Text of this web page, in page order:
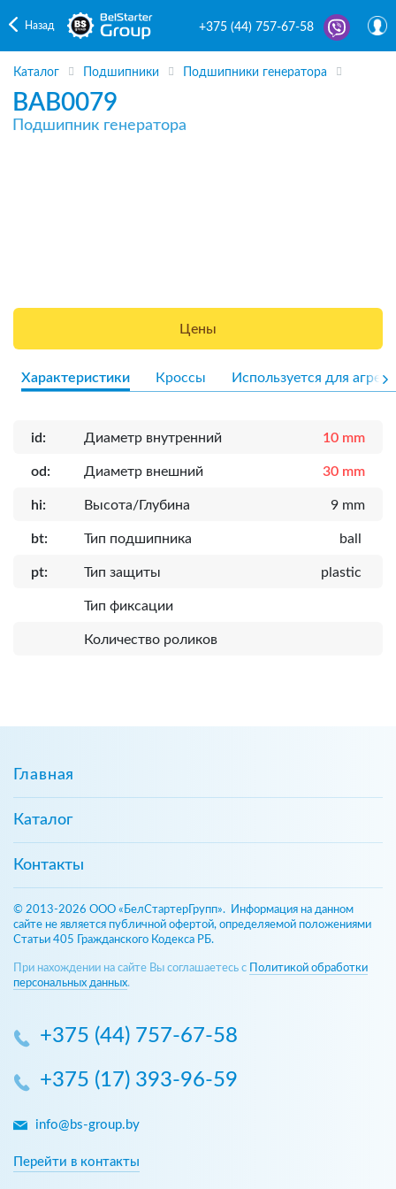
Назад +375 (44) 757-67-58
Каталог Подшипники Подшипники генератора
BAB0079
Подшипник генератора
Цены
Характеристики Кроссы Используется для
id: Диаметр внутренний 10 mm
od: Диаметр внешний 30 mm
hi: Высота/Глубина 9 mm
bt: Тип подшипника ball
pt: Тип защиты plastic
Тип фиксации
Количество роликов
Главная
Каталог
Контакты
© 2013-2026 ООО «БелСтартерГрупп». Информация на данном
сайте не является публичной офертой, определяемой положениями
Статьи 405 Гражданского Кодекса РБ.
При нахождении на сайте Вы соглашаетесь с
Политикой обработки
персональных данных.
+375 (44) 757-67-58
+375 (17) 393-96-59
info@bs-group.by
Перейти в контакты